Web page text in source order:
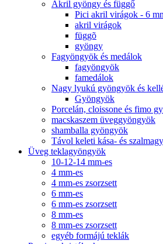
Akril gyöngy és függő
Pici akril virágok - 6
akril virágok
függõ
gyöngy
Fagyöngyök és medálok
fagyöngyök
famedálok
Nagy lyukú gyöngyök és
Gyöngyök
Porcelán, cloissone és fimo
macskaszem üveggyöngyök
shamballa gyöngyök
Távol keleti kása- és
Üveg teklagyöngyök
10-12-14 mm-es
4 mm-es
4 mm-es zsorzsett
6 mm-es
6 mm-es zsorzsett
8 mm-es
8 mm-es zsorzsett
egyéb formájú teklák